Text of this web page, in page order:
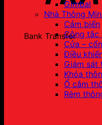
Bank Transfer
Gimbal
Nhà Thông
Cảm biến
Công tắc
Cửa –
Điều
Giám sát
Khóa
Ổ cắm
Rèm